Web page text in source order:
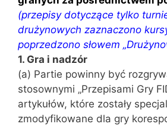
(przepisy dotyczące tylko
drużynowych zaznaczono
poprzedzono słowem
1. Gra i nadzór
(a) Partie powinny być
stosownymi „Przepisami Gry
artykułów, które zostały
zmodyfikowane dla gry